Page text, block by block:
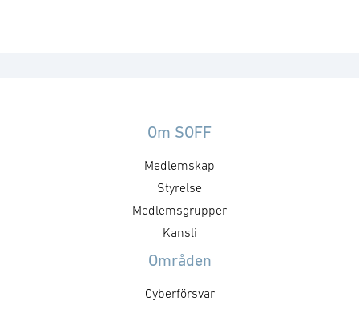
Om SOFF
Medlemskap
Styrelse
Medlemsgrupper
Kansli
Områden
Cyberförsvar